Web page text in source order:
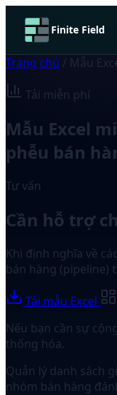
Finite Field
Trang chủ / Mẫu
Tải miễn phí
Mẫu Excel
phễu bán
Tư vấn
Cần hỗ trợ
Khi định nghĩa về
bán hàng (pipeline)
Tải mẫu Excel
Nếu bạn cần sự
thống hóa.
Quản lý danh sách
nhóm bán hàng